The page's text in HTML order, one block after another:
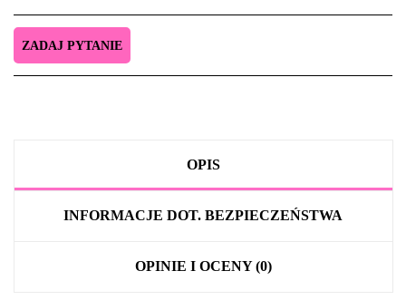
ZADAJ PYTANIE
OPIS
INFORMACJE DOT. BEZPIECZEŃSTWA
OPINIE I OCENY (0)